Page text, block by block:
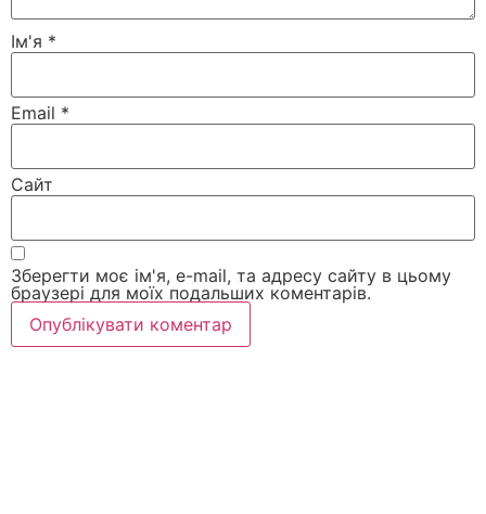
Ім'я *
Email *
Сайт
Зберегти моє ім'я, e-mail, та адресу сайту в цьому
браузері для моїх подальших коментарів.